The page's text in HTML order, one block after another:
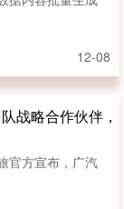
12-08
战略合作伙伴，
官方宣布，广汽